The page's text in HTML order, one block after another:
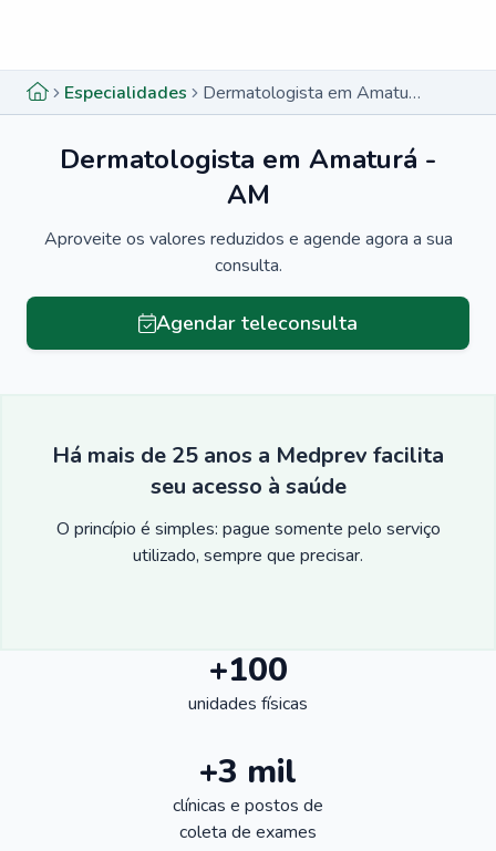
Especialidades Dermatologista em Amaturá - AM
Dermatologista em Amaturá -
AM
Aproveite os valores reduzidos e agende agora a sua
consulta.
Agendar teleconsulta
Há mais de 25 anos a Medprev facilita
seu acesso à saúde
O princípio é simples: pague somente pelo serviço
utilizado, sempre que precisar.
+100
unidades físicas
+3 mil
clínicas e postos de
coleta de exames